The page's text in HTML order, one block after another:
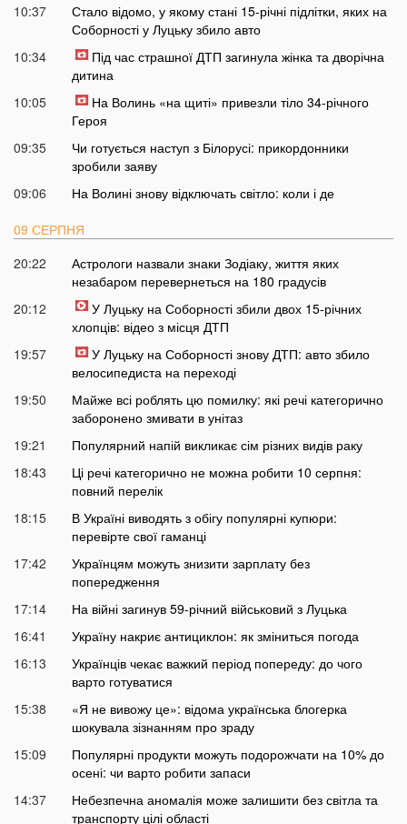
10:37
Стало відомо, у якому стані 15-річні підлітки, яких на
Соборності у Луцьку збило авто
10:34
Під час страшної ДТП загинула жінка та дворічна
дитина
10:05
На Волинь «на щиті» привезли тіло 34-річного
Героя
09:35
Чи готується наступ з Білорусі: прикордонники
зробили заяву
09:06
На Волині знову відключать світло: коли і де
09 СЕРПНЯ
20:22
Астрологи назвали знаки Зодіаку, життя яких
незабаром перевернеться на 180 градусів
20:12
У Луцьку на Соборності збили двох 15-річних
хлопців: відео з місця ДТП
19:57
У Луцьку на Соборності знову ДТП: авто збило
велосипедиста на переході
19:50
Майже всі роблять цю помилку: які речі категорично
заборонено змивати в унітаз
19:21
Популярний напій викликає сім різних видів раку
18:43
Ці речі категорично не можна робити 10 серпня:
повний перелік
18:15
В Україні виводять з обігу популярні купюри:
перевірте свої гаманці
17:42
Українцям можуть знизити зарплату без
попередження
17:14
На війні загинув 59-річний військовий з Луцька
16:41
Україну накриє антициклон: як зміниться погода
16:13
Українців чекає важкий період попереду: до чого
варто готуватися
15:38
«Я не вивожу це»: відома українська блогерка
шокувала зізнанням про зраду
15:09
Популярні продукти можуть подорожчати на 10% до
осені: чи варто робити запаси
14:37
Небезпечна аномалія може залишити без світла та
транспорту цілі області